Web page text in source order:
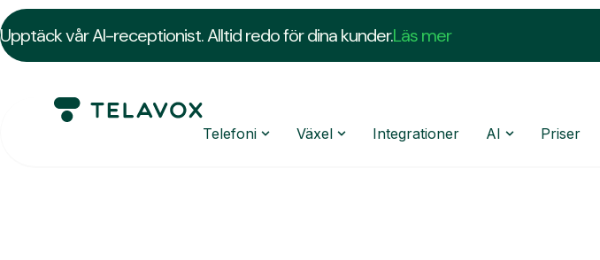
Upptäck vår AI-receptionist. Alltid redo för dina kunder.Läs mer
Telefoni Växel Integrationer AI Priser